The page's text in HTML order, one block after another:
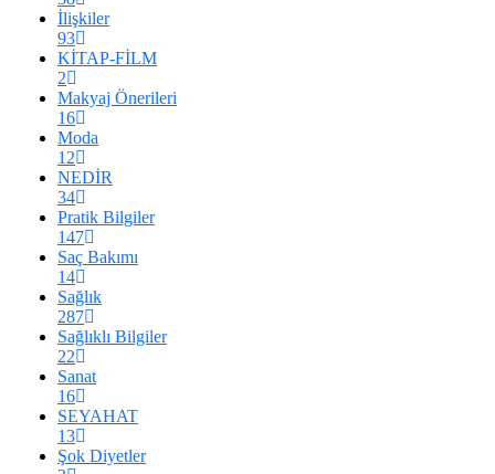
İlişkiler
93
KİTAP-FİLM
2
Makyaj Önerileri
16
Moda
12
NEDİR
34
Pratik Bilgiler
147
Saç Bakımı
14
Sağlık
287
Sağlıklı Bilgiler
22
Sanat
16
SEYAHAT
13
Şok Diyetler